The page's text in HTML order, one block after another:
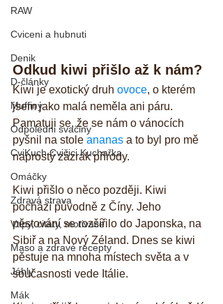
RAW
Cviceni a hubnuti
Denik
D-články
Muffiny
Odpoledni svačiny
CviKuch Cvičici Kuchařka
Omáčky
Zdravá strava
Vtipy, citáty, motivace
Maso a zdravé recepty
Jáhly
Mák
Odkud kiwi přišlo až k nám?
Kiwi je exotický druh ovoce, o kterém
jsem jako malá neměla ani páru.
Pamatuji se, že se nám o vánocích
pyšnil na stole ananas a to byl pro mě
naprostý zázrak přírody.
Kiwi přišlo o něco později. Kiwi
pochází původně z Číny. Jeho
pěstování se rozšířilo do Japonska, na
Sibiř a na Nový Zéland. Dnes se kiwi
pěstuje na mnoha místech světa a v
současnosti vede Itálie.